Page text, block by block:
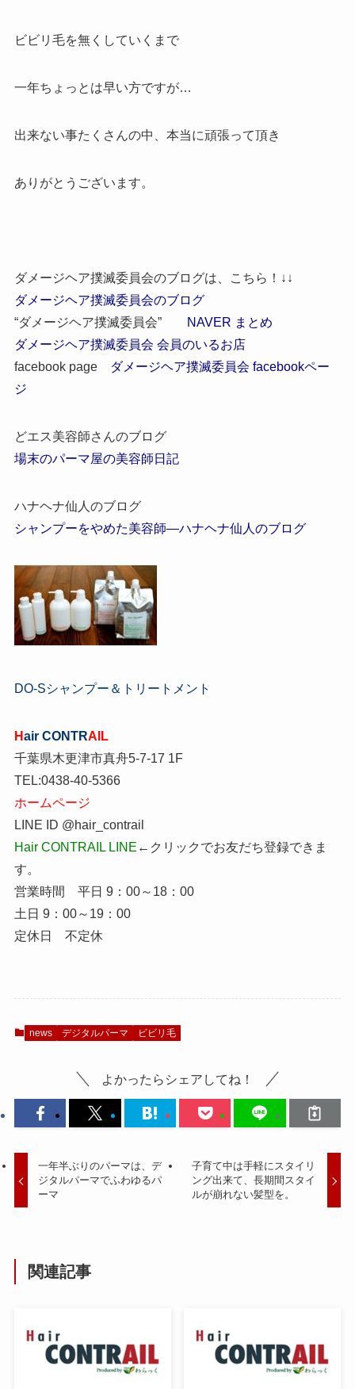
ビビリ毛を無くしていくまで
一年ちょっとは早い方ですが…
出来ない事たくさんの中、本当に頑張って頂き
ありがとうございます。
ダメージヘア撲滅委員会のブログは、こちら！↓↓
ダメージヘア撲滅委員会のブログ
“ダメージヘア撲滅委員会”
NAVER まとめ
ダメージヘア撲滅委員会 会員のいるお店
facebook page
ダメージヘア撲滅委員会 facebookペー
ジ
どエス美容師さんのブログ
場末のパーマ屋の美容師日記
ハナヘナ仙人のブログ
シャンプーをやめた美容師―ハナヘナ仙人のブログ
DO-Sシャンプー＆トリートメント
Hair CONTRAIL
千葉県木更津市真舟5-7-17 1F
TEL:0438-40-5366
ホームページ
LINE ID @hair_contrail
Hair CONTRAIL LINE ←クリックでお友だち登録できま
す。
営業時間 平日 9：00～18：00
土日 9：00～19：00
定休日 不定休
news デジタルパーマ ビビリ毛
よかったらシェアしてね！
一年半ぶりのパーマは、デ
ジタルパーマでふわゆるパ
ーマ
子育て中は手軽にスタイリ
ング出来て、長期間スタイ
ルが崩れない髪型を。
関連記事